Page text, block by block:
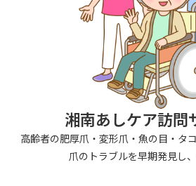
湘南あしケア訪問
高齢者の肥厚爪・変形爪・魚の目・タ
爪のトラブルを早期発見し、